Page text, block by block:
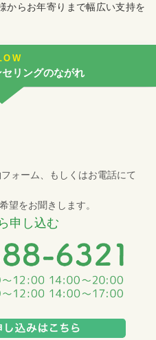
からお年寄りまで幅広い支持を
リングのながれ
ォーム、もしくはお電話にて
望をお聞きします。
申し込む